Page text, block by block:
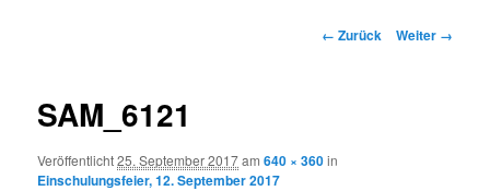
Bilder-
← Zurück Weiter →
SAM_6121
Veröffentlicht25. September 2017am640 × 360in
Einschulungsfeier, 12. September 2017